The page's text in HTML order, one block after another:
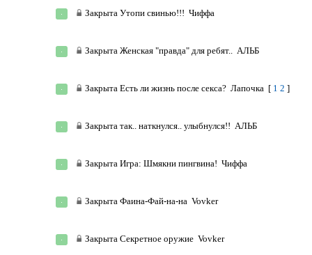
ЗакрытаУтопи свинью!!! Чиффа
ЗакрытаЖенская "правда" для ребят.. АЛЬБ
ЗакрытаЕсть ли жизнь после секса? Лапочка [ 1 2 ]
Закрытатак.. наткнулся.. улыбнулся!! АЛЬБ
ЗакрытаИгра: Шмякни пингвина! Чиффа
ЗакрытаФаина-Фай-на-на Vovker
ЗакрытаСекретное оружие Vovker